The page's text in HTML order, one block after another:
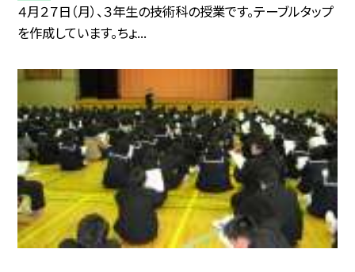
４月２７日（月）、３年生の技術科の授業です。テーブルタップ
を作成しています。ちょ...